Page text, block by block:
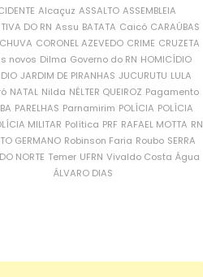
Alcaçuz ASSALTO ASSEMBLEIA
DO RN Assu BATATA Caicó CARAÚBAS
CORONEL AZEVEDO CRIME CRUZETA
novos Dilma Governo do RN HOMICÍDIO
JARDIM DE PIRANHAS JUCURUTU LULA
NATAL Nilda NÉLTER QUEIROZ Pagamento
PARELHAS Parnamirim POLÍCIA POLÍCIA
MILITAR Política PRF RAFAEL MOTTA RN
GERMANO Robinson Faria Roubo SERRA
NORTE Temer UFRN Vivaldo Costa Água
ÁLVARO DIAS